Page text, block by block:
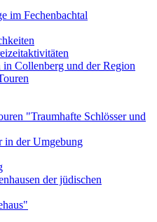
im Fechenbachtal
in Collenberg und der Region
"Traumhafte Schlösser und
in der Umgebung
der jüdischen